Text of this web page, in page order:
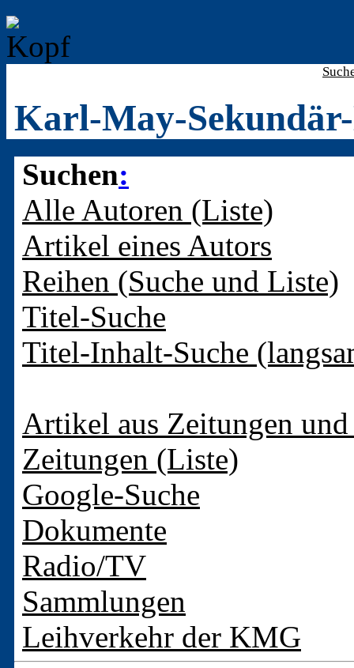
Karl-May-
Suchen:
Alle Autoren (Liste)
Artikel eines Autors
Reihen (Suche und Liste)
Titel-Suche
Titel-Inhalt-Suche
Artikel aus Zeitungen
Zeitungen (Liste)
Google-Suche
Dokumente
Radio/TV
Sammlungen
Leihverkehr der KMG